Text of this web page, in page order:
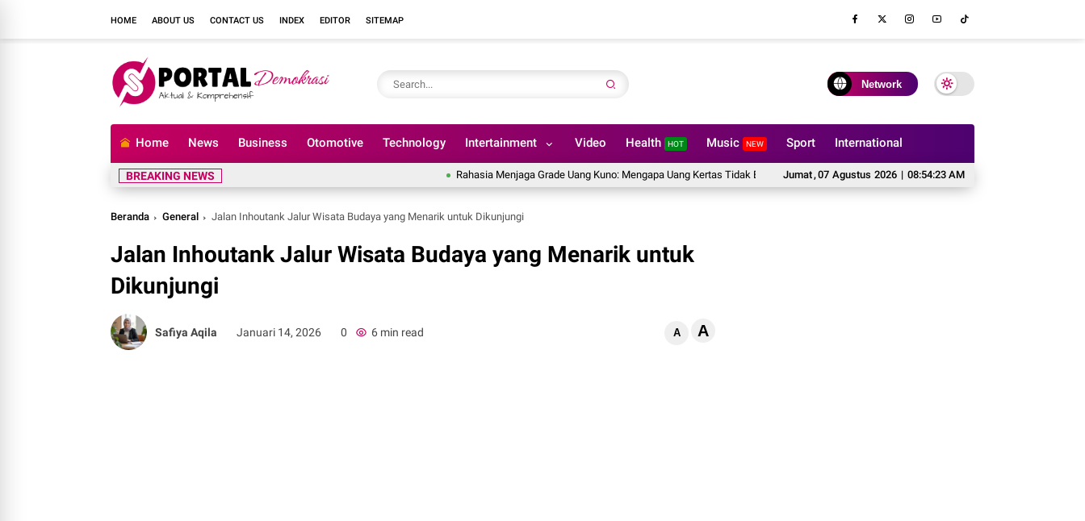
HOME ABOUT US CONTACT US INDEX EDITOR SITEMAP
Network
Home News Business Otomotive Technology Intertainment Video Health HOT Music NEW Sport International
Jumat,07 Agustus 2026 | 08:54:25 AM
BREAKING NEWS Rahasia Menjaga Grade Uang Kuno: Mengapa Uang Kertas Tidak Boleh Dilipat? Hal yang Harus Dipertimbangkan Sebelum Memesan Sofa
Beranda General Jalan Inhoutank Jalur Wisata Budaya yang Menarik untuk Dikunjungi
Jalan Inhoutank Jalur Wisata Budaya yang Menarik untuk
Dikunjungi
Safiya Aqila Januari 14, 2026 0 6 min read A A